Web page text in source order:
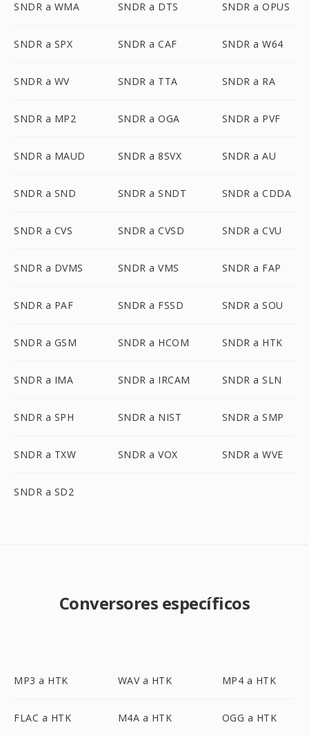
SNDR a WMA SNDR a DTS SNDR a OPUS
SNDR a SPX SNDR a CAF SNDR a W64
SNDR a WV SNDR a TTA SNDR a RA
SNDR a MP2 SNDR a OGA SNDR a PVF
SNDR a MAUD SNDR a 8SVX SNDR a AU
SNDR a SND SNDR a SNDT SNDR a CDDA
SNDR a CVS SNDR a CVSD SNDR a CVU
SNDR a DVMS SNDR a VMS SNDR a FAP
SNDR a PAF SNDR a FSSD SNDR a SOU
SNDR a GSM SNDR a HCOM SNDR a HTK
SNDR a IMA SNDR a IRCAM SNDR a SLN
SNDR a SPH SNDR a NIST SNDR a SMP
SNDR a TXW SNDR a VOX SNDR a WVE
SNDR a SD2
Conversores específicos
MP3 a HTK WAV a HTK MP4 a HTK
FLAC a HTK M4A a HTK OGG a HTK